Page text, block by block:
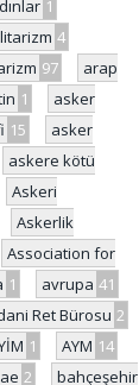
1
4
97
arap
1
asker
15
asker
askere kötü
Askeri
Askerlik
Association for
1 avrupa 41
Ret Bürosu 2
1 AYM 14
2
bahçeşehir